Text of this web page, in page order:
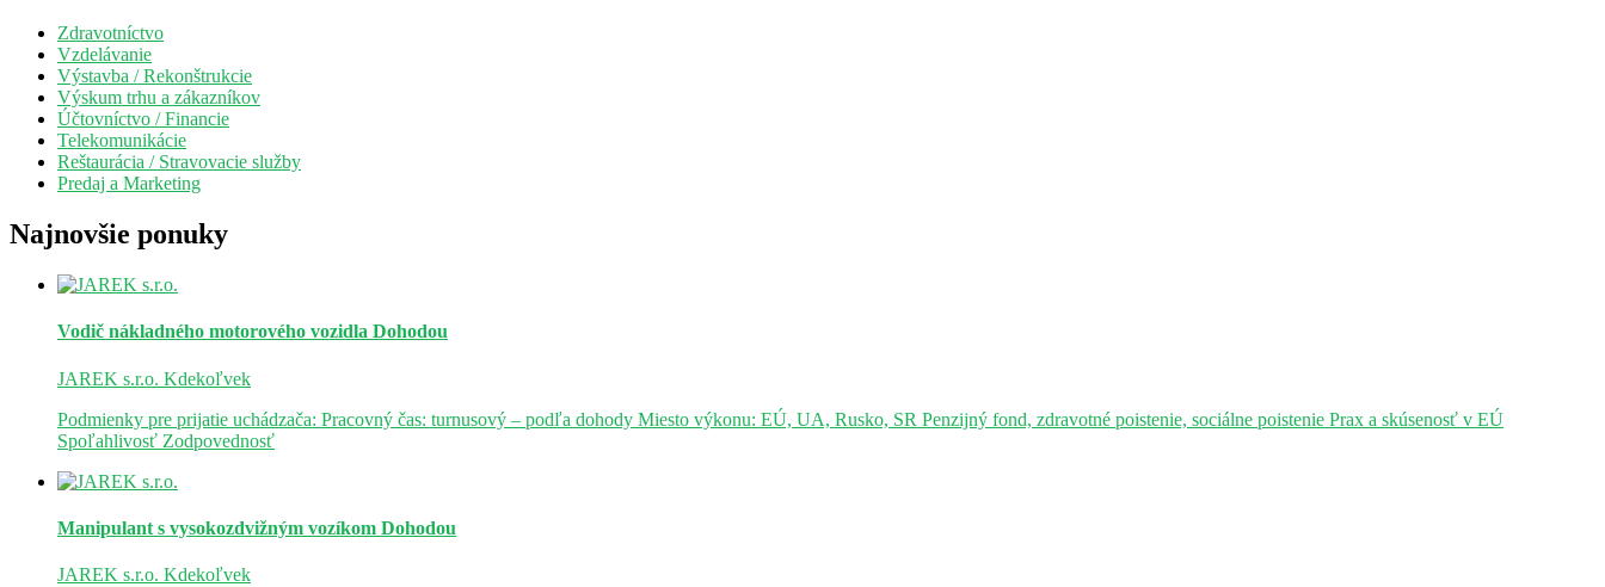
Zdravotníctvo
Vzdelávanie
Výstavba / Rekonštrukcie
Výskum trhu a zákazníkov
Účtovníctvo / Financie
Telekomunikácie
Reštaurácia / Stravovacie služby
Predaj a Marketing
Najnovšie ponuky
Vodič nákladného motorového vozidla Dohodou
JAREK s.r.o. Kdekoľvek
Podmienky pre prijatie uchádzača: Pracovný čas: turnusový – podľa dohody Miesto výkonu: EÚ, UA, Rusko, SR Penzijný fond, zdravotné poistenie, sociálne poistenie Prax a skúsenosť v EÚ
Spoľahlivosť Zodpovednosť
Manipulant s vysokozdvižným vozíkom Dohodou
JAREK s.r.o. Kdekoľvek